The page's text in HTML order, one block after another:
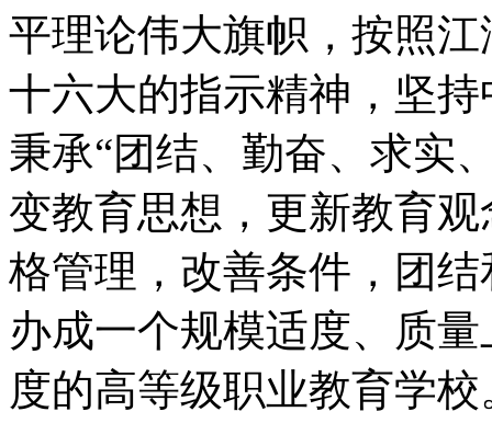
平理论伟大旗帜，按照
十六大的指示精神，坚
秉承“团结、勤奋、求实
变教育思想，更新教育
格管理，改善条件，团
办成一个规模适度、质
度的高等级职业教育学